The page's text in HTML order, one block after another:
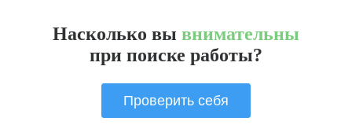
Насколько вы внимательны
при поиске работы?
Проверить себя